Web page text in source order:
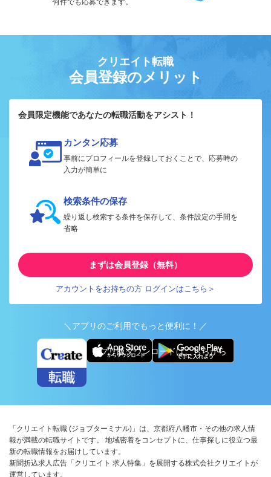
クリエイト転職
会員登録のメリット
会員限定機能であなたの転職活動をアシスト！
カンタン応募
事前にプロフィールを登録しておくことで、応募時の
入力が簡単に
検索条件の保存
繰り返し検索する条件を保存して、条件設定の手間を
省略
まずは会員登録（無料）
アカウントをお持ちの方 ログインはこちら＞
＼アプリのご利用でもっと便利に！／
アプリ版ダウンロードはこちらから
「クリエイト転職 (ジョブターミナル)」は、京都府八幡市・その他の求人情
報が満載の転職サイトです。 地域密着をコンセプトに、仕事探しに役立つ最
新の転職情報をお届けしています。
新聞折込求人広告「クリエイト 求人特集」を展開する株式会社クリエイトが
運営しています。